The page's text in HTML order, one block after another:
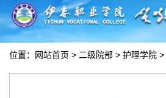
位置： 网站首页 > 二级院部 > 护理学院 >